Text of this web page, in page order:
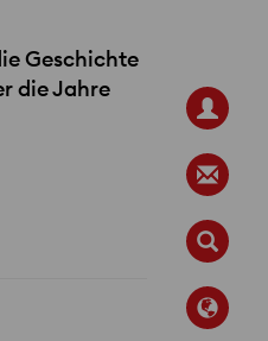
Geschichte
die Jahre